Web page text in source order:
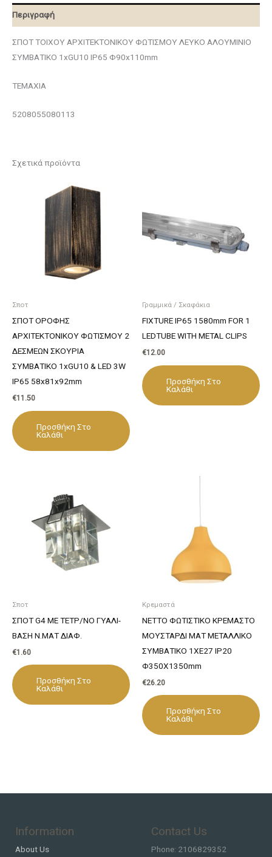
Περιγραφή
ΣΠΟΤ ΤΟΙΧΟΥ ΑΡΧΙΤΕΚΤΟΝΙΚΟΥ ΦΩΤΙΣΜΟΥ ΛΕΥΚΟ ΑΛΟΥΜΙΝΙΟ
ΣΥΜΒΑΤΙΚΟ 1xGU10 IP65 Φ90x110mm
ΤΕΜΑΧΙΑ
5208055080113
Σχετικά προϊόντα
Σποτ
ΣΠΟΤ ΟΡΟΦΗΣ
ΑΡΧΙΤΕΚΤΟΝΙΚΟΥ ΦΩΤΙΣΜΟΥ 2
ΔΕΣΜΕΩΝ ΣΚΟΥΡΙΑ
ΣΥΜΒΑΤΙΚΟ 1xGU10 & LED 3W
IP65 58x81x92mm
€11.50
Προσθήκη Στο
Καλάθι
Γραμμικά / Σκαφάκια
FIXTURE IP65 1580mm FOR 1
LEDTUBE WITH METAL CLIPS
€12.00
Προσθήκη Στο
Καλάθι
Σποτ
ΣΠΟΤ G4 ΜΕ ΤΕΤΡ/ΝΟ ΓΥΑΛΙ-
ΒΑΣΗ Ν.ΜΑΤ ΔΙΑΦ.
€1.60
Προσθήκη Στο
Καλάθι
Κρεμαστά
NETTO ΦΩΤΙΣΤΙΚΟ ΚΡΕΜΑΣΤΟ
ΜΟΥΣΤΑΡΔΙ ΜΑΤ ΜΕΤΑΛΛΙΚΟ
ΣΥΜΒΑΤΙΚΟ 1ΧΕ27 IP20
Φ350Χ1350mm
€26.20
Προσθήκη Στο
Καλάθι
Information
About Us
Contact Us
Phone: 2106829352